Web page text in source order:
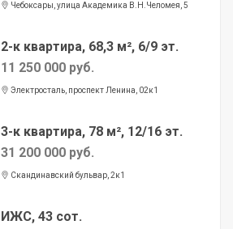
Чебоксары, улица Академика В.Н.Челомея, 5
2-к квартира, 68,3 м², 6/9 эт.
11 250 000 руб.
Электросталь, проспект Ленина, 02к1
3-к квартира, 78 м², 12/16 эт.
31 200 000 руб.
Скандинавский бульвар, 2к1
ИЖС, 43 сот.